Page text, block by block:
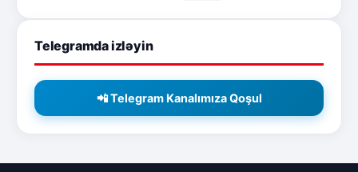
Telegramda izləyin
📲 Telegram Kanalımıza Qoşul